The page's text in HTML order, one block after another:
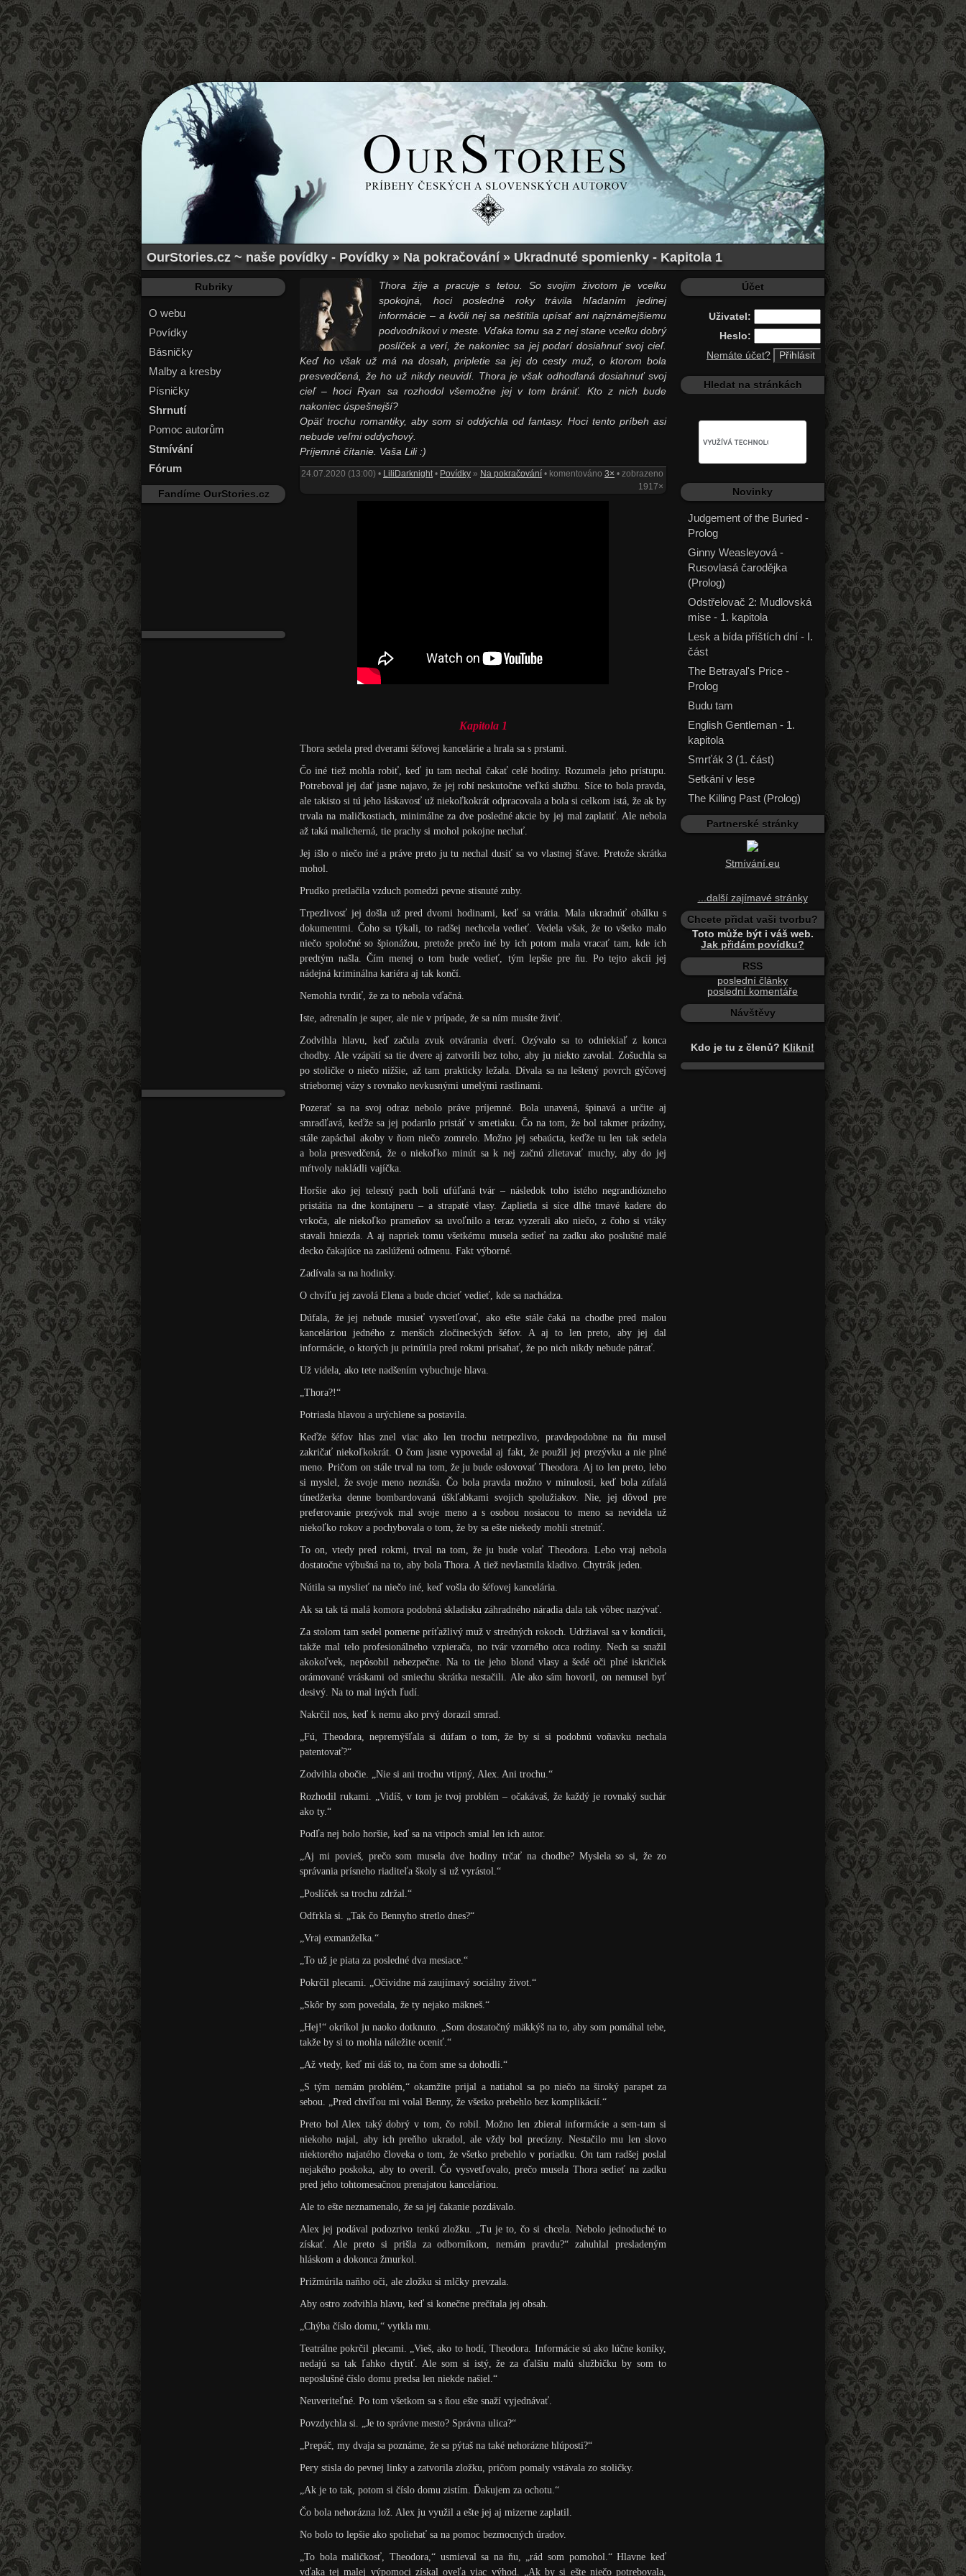
OurStories.cz ~ naše povídky - Povídky » Na pokračování » Ukradnuté spomienky - Kapitola 1
Rubriky
O webu
Povídky
Básničky
Malby a kresby
Písničky
Shrnutí
Pomoc autorům
Stmívání
Fórum
Fandíme OurStories.cz
Thora žije a pracuje s tetou. So svojim životom je vcelku
spokojná, hoci posledné roky trávila hľadaním jedinej
informácie – a kvôli nej sa neštítila upísať ani najznámejšiemu
podvodníkovi v meste. Vďaka tomu sa z nej stane vcelku dobrý
poslíček a verí, že nakoniec sa jej podarí dosiahnuť svoj cieľ.
Keď ho však už má na dosah, pripletie sa jej do cesty muž, o ktorom bola
presvedčená, že ho už nikdy neuvidí. Thora je však odhodlaná dosiahnuť svoj
cieľ – hoci Ryan sa rozhodol všemožne jej v tom brániť. Kto z nich bude
nakoniec úspešnejší?
Opäť trochu romantiky, aby som si oddýchla od fantasy. Hoci tento príbeh asi
nebude veľmi oddychový.
Príjemné čítanie. Vaša Lili :)
24.07.2020 (13:00) • LiliDarknight • Povídky » Na pokračování • komentováno 3× • zobrazeno
1917×
Kapitola 1
Thora sedela pred dverami šéfovej kancelárie a hrala sa s prstami.
Čo iné tiež mohla robiť, keď ju tam nechal čakať celé hodiny. Rozumela jeho prístupu.
Potreboval jej dať jasne najavo, že jej robí neskutočne veľkú službu. Síce to bola pravda,
ale takisto si tú jeho láskavosť už niekoľkokrát odpracovala a bola si celkom istá, že ak by
trvala na maličkostiach, minimálne za dve posledné akcie by jej mal zaplatiť. Ale nebola
až taká malicherná, tie prachy si mohol pokojne nechať.
Jej išlo o niečo iné a práve preto ju tu nechal dusiť sa vo vlastnej šťave. Pretože skrátka
mohol.
Prudko pretlačila vzduch pomedzi pevne stisnuté zuby.
Trpezlivosť jej došla už pred dvomi hodinami, keď sa vrátia. Mala ukradnúť obálku s
dokumentmi. Čoho sa týkali, to radšej nechcela vedieť. Vedela však, že to všetko malo
niečo spoločné so špionážou, pretože prečo iné by ich potom mala vracať tam, kde ich
predtým našla. Čím menej o tom bude vedieť, tým lepšie pre ňu. Po tejto akcii jej
nádejná kriminálna kariéra aj tak končí.
Nemohla tvrdiť, že za to nebola vďačná.
Iste, adrenalín je super, ale nie v prípade, že sa ním musíte živiť.
Zodvihla hlavu, keď začula zvuk otvárania dverí. Ozývalo sa to odniekiaľ z konca
chodby. Ale vzápätí sa tie dvere aj zatvorili bez toho, aby ju niekto zavolal. Zošuchla sa
po stoličke o niečo nižšie, až tam prakticky ležala. Dívala sa na leštený povrch gýčovej
striebornej vázy s rovnako nevkusnými umelými rastlinami.
Pozerať sa na svoj odraz nebolo práve príjemné. Bola unavená, špinavá a určite aj
smradľavá, keďže sa jej podarilo pristáť v smetiaku. Čo na tom, že bol takmer prázdny,
stále zapáchal akoby v ňom niečo zomrelo. Možno jej sebaúcta, keďže tu len tak sedela
a bola presvedčená, že o niekoľko minút sa k nej začnú zlietavať muchy, aby do jej
mŕtvoly nakládli vajíčka.
Horšie ako jej telesný pach boli ufúľaná tvár – následok toho istého negrandiózneho
pristátia na dne kontajneru – a strapaté vlasy. Zaplietla si síce dlhé tmavé kadere do
vrkoča, ale niekoľko prameňov sa uvoľnilo a teraz vyzerali ako niečo, z čoho si vtáky
stavali hniezda. A aj napriek tomu všetkému musela sedieť na zadku ako poslušné malé
decko čakajúce na zaslúženú odmenu. Fakt výborné.
Zadívala sa na hodinky.
O chvíľu jej zavolá Elena a bude chcieť vedieť, kde sa nachádza.
Dúfala, že jej nebude musieť vysvetľovať, ako ešte stále čaká na chodbe pred malou
kanceláriou jedného z menších zločineckých šéfov. A aj to len preto, aby jej dal
informácie, o ktorých ju prinútila pred rokmi prisahať, že po nich nikdy nebude pátrať.
Už videla, ako tete nadšením vybuchuje hlava.
„Thora?!“
Potriasla hlavou a urýchlene sa postavila.
Keďže šéfov hlas znel viac ako len trochu netrpezlivo, pravdepodobne na ňu musel
zakričať niekoľkokrát. O čom jasne vypovedal aj fakt, že použil jej prezývku a nie plné
meno. Pričom on stále trval na tom, že ju bude oslovovať Theodora. Aj to len preto, lebo
si myslel, že svoje meno neznáša. Čo bola pravda možno v minulosti, keď bola zúfalá
tínedžerka denne bombardovaná úškľabkami svojich spolužiakov. Nie, jej dôvod pre
preferovanie prezývok mal svoje meno a s osobou nosiacou to meno sa nevidela už
niekoľko rokov a pochybovala o tom, že by sa ešte niekedy mohli stretnúť.
To on, vtedy pred rokmi, trval na tom, že ju bude volať Theodora. Lebo vraj nebola
dostatočne výbušná na to, aby bola Thora. A tiež nevlastnila kladivo. Chytrák jeden.
Nútila sa myslieť na niečo iné, keď vošla do šéfovej kancelária.
Ak sa tak tá malá komora podobná skladisku záhradného náradia dala tak vôbec nazývať.
Za stolom tam sedel pomerne príťažlivý muž v stredných rokoch. Udržiaval sa v kondícii,
takže mal telo profesionálneho vzpierača, no tvár vzorného otca rodiny. Nech sa snažil
akokoľvek, nepôsobil nebezpečne. Na to tie jeho blond vlasy a šedé oči plné iskričiek
orámované vráskami od smiechu skrátka nestačili. Ale ako sám hovoril, on nemusel byť
desivý. Na to mal iných ľudí.
Nakrčil nos, keď k nemu ako prvý dorazil smrad.
„Fú, Theodora, nepremýšľala si dúfam o tom, že by si si podobnú voňavku nechala
patentovať?“
Zodvihla obočie. „Nie si ani trochu vtipný, Alex. Ani trochu.“
Rozhodil rukami. „Vidíš, v tom je tvoj problém – očakávaš, že každý je rovnaký suchár
ako ty.“
Podľa nej bolo horšie, keď sa na vtipoch smial len ich autor.
„Aj mi povieš, prečo som musela dve hodiny trčať na chodbe? Myslela so si, že zo
správania prísneho riaditeľa školy si už vyrástol.“
„Poslíček sa trochu zdržal.“
Odfrkla si. „Tak čo Bennyho stretlo dnes?“
„Vraj exmanželka.“
„To už je piata za posledné dva mesiace.“
Pokrčil plecami. „Očividne má zaujímavý sociálny život.“
„Skôr by som povedala, že ty nejako mäkneš.“
„Hej!“ okríkol ju naoko dotknuto. „Som dostatočný mäkkýš na to, aby som pomáhal tebe,
takže by si to mohla náležite oceniť.“
„Až vtedy, keď mi dáš to, na čom sme sa dohodli.“
„S tým nemám problém,“ okamžite prijal a natiahol sa po niečo na široký parapet za
sebou. „Pred chvíľou mi volal Benny, že všetko prebehlo bez komplikácií.“
Preto bol Alex taký dobrý v tom, čo robil. Možno len zbieral informácie a sem-tam si
niekoho najal, aby ich preňho ukradol, ale vždy bol precízny. Nestačilo mu len slovo
niektorého najatého človeka o tom, že všetko prebehlo v poriadku. On tam radšej poslal
nejakého poskoka, aby to overil. Čo vysvetľovalo, prečo musela Thora sedieť na zadku
pred jeho tohtomesačnou prenajatou kanceláriou.
Ale to ešte neznamenalo, že sa jej čakanie pozdávalo.
Alex jej podával podozrivo tenkú zložku. „Tu je to, čo si chcela. Nebolo jednoduché to
získať. Ale preto si prišla za odborníkom, nemám pravdu?“ zahuhlal presladeným
hláskom a dokonca žmurkol.
Prižmúrila naňho oči, ale zložku si mlčky prevzala.
Aby ostro zodvihla hlavu, keď si konečne prečítala jej obsah.
„Chýba číslo domu,“ vytkla mu.
Teatrálne pokrčil plecami. „Vieš, ako to hodí, Theodora. Informácie sú ako lúčne koníky,
nedajú sa tak ľahko chytiť. Ale som si istý, že za ďalšiu malú službičku by som to
neposlušné číslo domu predsa len niekde našiel.“
Neuveriteľné. Po tom všetkom sa s ňou ešte snaží vyjednávať.
Povzdychla si. „Je to správne mesto? Správna ulica?“
„Prepáč, my dvaja sa poznáme, že sa pýtaš na také nehorázne hlúposti?“
Pery stisla do pevnej linky a zatvorila zložku, pričom pomaly vstávala zo stoličky.
„Ak je to tak, potom si číslo domu zistím. Ďakujem za ochotu.“
Čo bola nehorázna lož. Alex ju využil a ešte jej aj mizerne zaplatil.
No bolo to lepšie ako spoliehať sa na pomoc bezmocných úradov.
„To bola maličkosť, Theodora,“ usmieval sa na ňu, „rád som pomohol.“ Hlavne keď
vďaka tej malej výpomoci získal oveľa viac výhod. „Ak by si ešte niečo potrebovala,
Účet
Uživatel:
Heslo:
Nemáte účet?
Hledat na stránkách
Novinky
Judgement of the Buried -
Prolog
Ginny Weasleyová -
Rusovlasá čarodějka
(Prolog)
Odstřelovač 2: Mudlovská
mise - 1. kapitola
Lesk a bída příštích dní - I.
část
The Betrayal's Price -
Prolog
Budu tam
English Gentleman - 1.
kapitola
Smrťák 3 (1. část)
Setkání v lese
The Killing Past (Prolog)
Partnerské stránky
Stmívání.eu
...další zajímavé stránky
Chcete přidat vaši tvorbu?
Toto může být i váš web.
Jak přidám povídku?
RSS
poslední články
poslední komentáře
Návštěvy
Kdo je tu z členů? Klikni!